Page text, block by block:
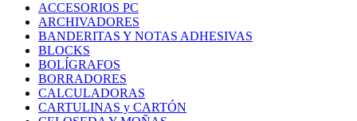
ACCESORIOS PC
ARCHIVADORES
BANDERITAS Y NOTAS ADHESIVAS
BLOCKS
BOLÍGRAFOS
BORRADORES
CALCULADORAS
CARTULINAS y CARTÓN